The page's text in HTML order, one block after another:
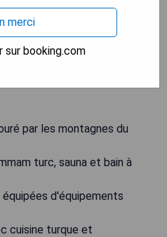
Un club pour enfants est
les jeunes voyageurs.
n'est qu'à 6 km de
se trouve à 45 km. Un
par les montagnes du
turc, sauna et bain à
équipées d'équipements
cuisine turque et
merci
sur booking.com